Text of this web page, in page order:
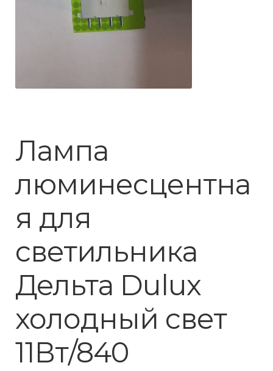
Лампа
люминесцентна
я для
светильника
Дельта Dulux
холодный свет
11Вт/840